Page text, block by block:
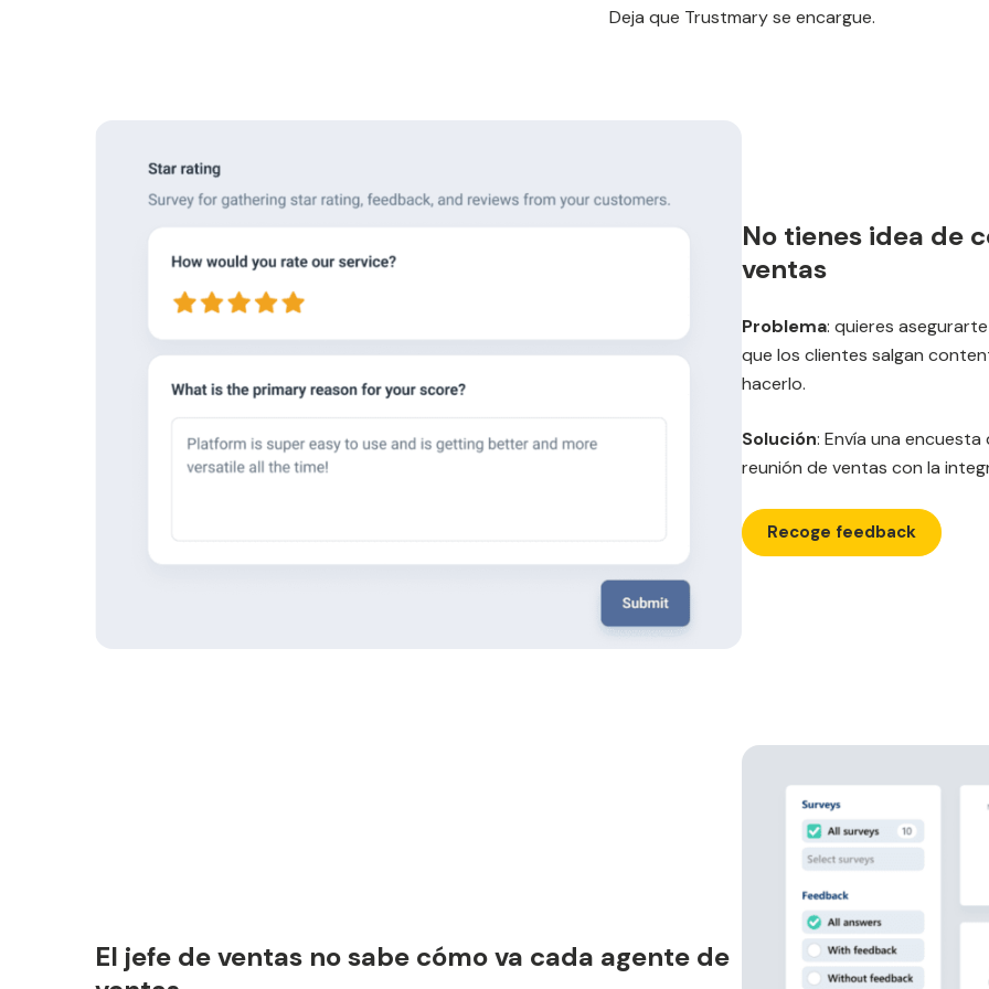
Deja que Trustmary se encargue.
No tienes idea de
ventas
Problema: quieres
que los clientes salgan
hacerlo.
Solución: Envía una
reunión de ventas con la
Recoge feedback
El jefe de ventas no sabe cómo va cada agente de